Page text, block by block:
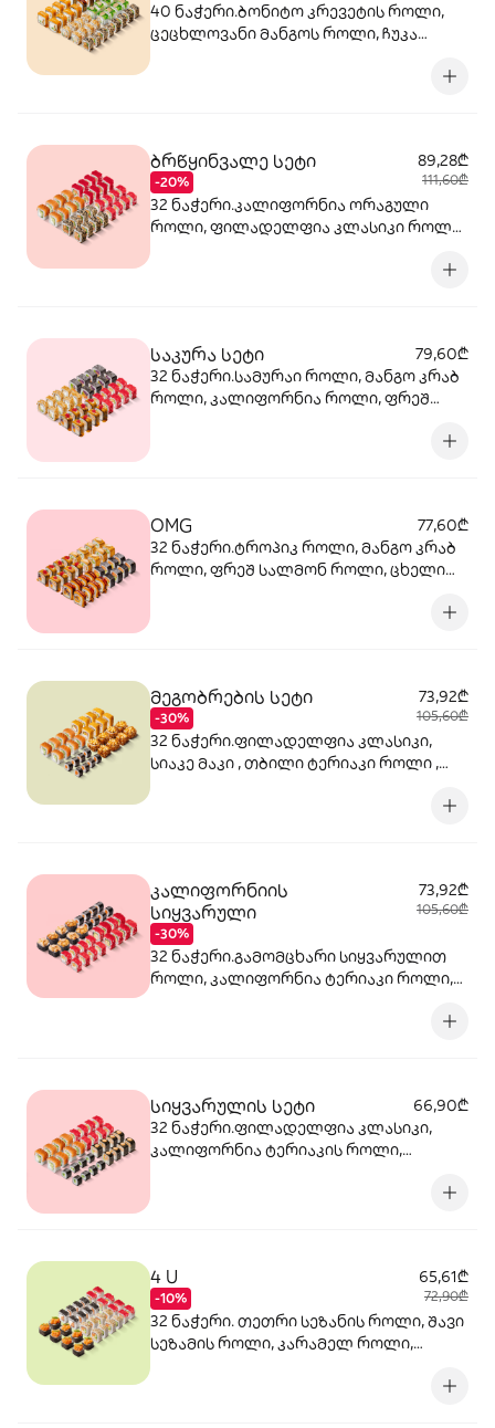
40 ნაჭერი.ბონიტო კრევეტის როლი,
ცეცხლოვანი მანგოს როლი, ჩუკა
ბრწყინვალე სეტი
-20%
89,28₾
111,60₾
32 ნაჭერი.კალიფორნია ორაგული
როლი, ფილადელფია კლასიკი როლი,
საკურა სეტი
79,60₾
32 ნაჭერი.სამურაი როლი, მანგო კრაბ
როლი, კალიფორნია როლი, ფრეშ
OMG
77,60₾
32 ნაჭერი.ტროპიკ როლი, მანგო კრაბ
როლი, ფრეშ სალმონ როლი, ცხელი
მეგობრების სეტი
-30%
73,92₾
105,60₾
32 ნაჭერი.ფილადელფია კლასიკი,
სიაკე მაკი , თბილი ტერიაკი როლი ,
კალიფორნიის
სიყვარული
-30%
73,92₾
105,60₾
32 ნაჭერი.გამომცხარი სიყვარულით
როლი, კალიფორნია ტერიაკი როლი,
სიყვარულის სეტი
66,90₾
32 ნაჭერი.ფილადელფია კლასიკი,
კალიფორნია ტერიაკის როლი,
4 U
-10%
65,61₾
72,90₾
32 ნაჭერი. თეთრი სეზანის როლი, შავი
სეზამის როლი, კარამელ როლი,